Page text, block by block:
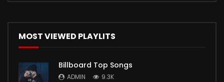
MOST VIEWED PLAYLITS
Billboard Top Songs
ADMIN 9.3K